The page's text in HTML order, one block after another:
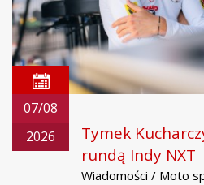
07/08
2026
Tymek
rundą Indy NXT
Wiadomości / Moto